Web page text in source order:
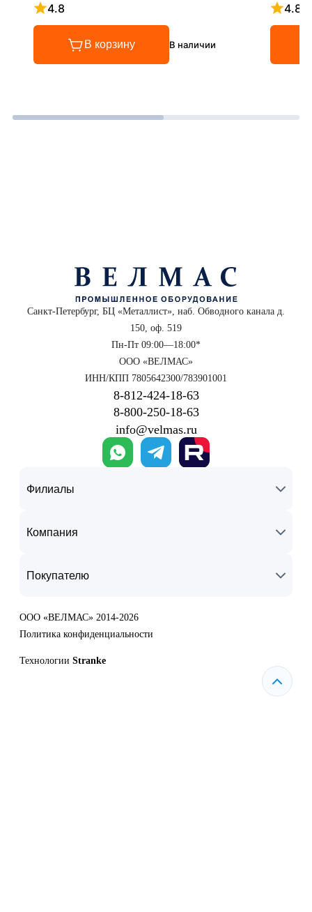
4.8
Рейтинг 4.8 из 5
В корзину В наличии
4.8
Санкт-Петербург, БЦ «Металлист», наб. Обводного канала д.
150, оф. 519
Пн-Пт 09:00—18:00*
ООО «ВЕЛМАС»
ИНН/КПП 7805642300/783901001
8‑812‑424‑18‑63
8‑800‑250‑18‑63
info@velmas.ru
Филиалы
Компания
Покупателю
ООО «ВЕЛМАС» 2014-2026
Политика конфиденциальности
Технологии Stranke